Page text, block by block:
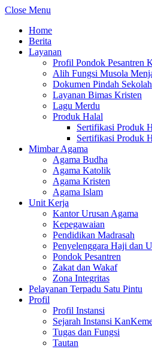
Close Menu
Home
Berita
Layanan
Profil Pondok Pesantren
Alih Fungsi Musola
Dokumen Pindah Sekolah
Layanan Bimas Kristen
Lagu Merdu
Produk Halal
Sertifikasi Produk
Sertifikasi Produk
Mimbar Agama
Agama Budha
Agama Katolik
Agama Kristen
Agama Islam
Unit Kerja
Kantor Urusan Agama
Kepegawaian
Pendidikan Madrasah
Penyelenggara Haji dan
Pondok Pesantren
Zakat dan Wakaf
Zona Integritas
Pelayanan Terpadu Satu Pintu
Profil
Profil Instansi
Sejarah Instansi
Tugas dan Fungsi
Tautan